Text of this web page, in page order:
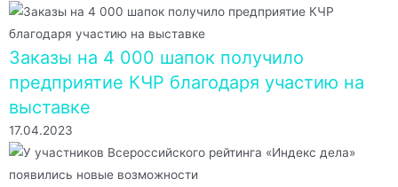
Заказы на 4 000 шапок получило
предприятие КЧР благодаря участию на
выставке
17.04.2023